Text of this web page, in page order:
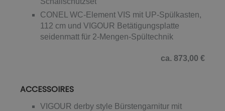
CONEL WC-Element VIS mit UP-Spülkasten,
112 cm und VIGOUR Betätigungsplatte
seidenmatt für 2-Mengen-Spültechnik
ca. 873,00 €
ACCESSOIRES
VIGOUR derby style Bürstengarnitur mit